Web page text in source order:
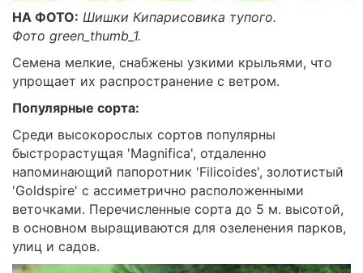
НА ФОТО: Шишки Кипарисовика тупого.
Фото green_thumb_1.
Семена мелкие, снабжены узкими крыльями, что
упрощает их распространение с ветром.
Популярные сорта:
Среди высокорослых сортов популярны
быстрорастущая 'Мagnifica', отдаленно
напоминающий папоротник 'Filicoides', золотистый
'Goldspire' с ассиметрично расположенными
веточками. Перечисленные сорта до 5 м. высотой,
в основном выращиваются для озеленения парков,
улиц и садов.